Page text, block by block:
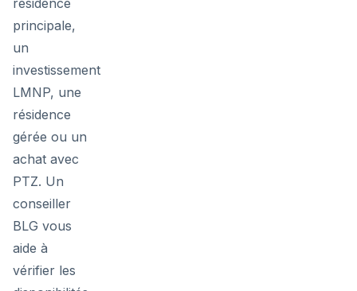
résidence
principale,
un
investissement
LMNP, une
résidence
gérée ou un
achat avec
PTZ. Un
conseiller
BLG vous
aide à
vérifier les